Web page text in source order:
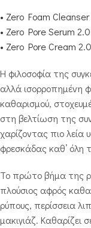
• Zero Foam
• Zero Pore Serum
• Zero Pore Cream
Η φιλοσοφία της
αλλά ισορροπημένη
καθαρισμού,
στη βελτίωση της
χαρίζοντας πιο λεία
φρεσκάδας καθ’ όλη
Το πρώτο βήμα της
πλούσιος αφρός
ρύπους, περίσσεια
μακιγιάζ. Καθαρίζει